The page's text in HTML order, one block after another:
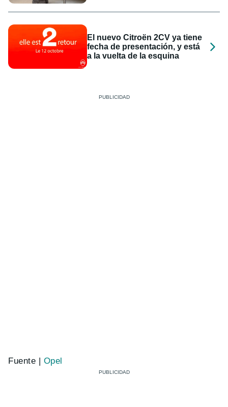
El nuevo Citroën 2CV ya tiene
fecha de presentación, y está
a la vuelta de la esquina
Fuente | Opel